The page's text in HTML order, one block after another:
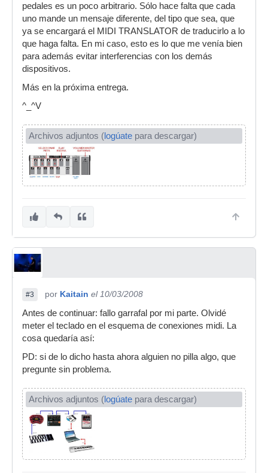
pedales es un poco arbitrario. Sólo hace falta que cada
uno mande un mensaje diferente, del tipo que sea, que
ya se encargará el MIDI TRANSLATOR de traducirlo a lo
que haga falta. En mi caso, esto es lo que me venía bien
para además evitar interferencias con los demás
dispositivos.
Más en la próxima entrega.
^_^V
Archivos adjuntos (logúate para descargar)
#3 por Kaitain el 10/03/2008
Antes de continuar: fallo garrafal por mi parte. Olvidé
meter el teclado en el esquema de conexiones midi. La
cosa quedaría así:
PD: si de lo dicho hasta ahora alguien no pilla algo, que
pregunte sin problema.
Archivos adjuntos (logúate para descargar)